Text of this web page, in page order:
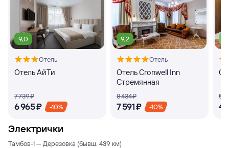
9,0
Отель
Отель АйТи
7 ⁠739 ⁠₽
6 ⁠965 ⁠₽ -10%
9,2
Отель
Отель Cronwell Inn
Стремянная
8 ⁠434 ⁠₽
7 ⁠591 ⁠₽ -10%
5
4
Электрички
Тамбов-1 — Дерезовка (бывш. 439 км)